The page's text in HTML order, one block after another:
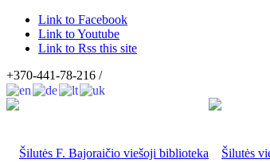
Link to Facebook
Link to Youtube
Link to Rss this site
+370-441-78-216 /